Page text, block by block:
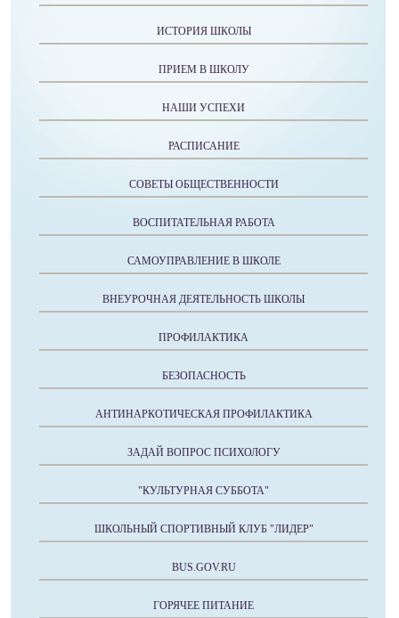
ИСТОРИЯ ШКОЛЫ
ПРИЕМ В ШКОЛУ
НАШИ УСПЕХИ
РАСПИСАНИЕ
СОВЕТЫ ОБЩЕСТВЕННОСТИ
ВОСПИТАТЕЛЬНАЯ РАБОТА
САМОУПРАВЛЕНИЕ В ШКОЛЕ
ВНЕУРОЧНАЯ ДЕЯТЕЛЬНОСТЬ ШКОЛЫ
ПРОФИЛАКТИКА
БЕЗОПАСНОСТЬ
АНТИНАРКОТИЧЕСКАЯ ПРОФИЛАКТИКА
ЗАДАЙ ВОПРОС ПСИХОЛОГУ
"КУЛЬТУРНАЯ СУББОТА"
ШКОЛЬНЫЙ СПОРТИВНЫЙ КЛУБ "ЛИДЕР"
BUS.GOV.RU
ГОРЯЧЕЕ ПИТАНИЕ